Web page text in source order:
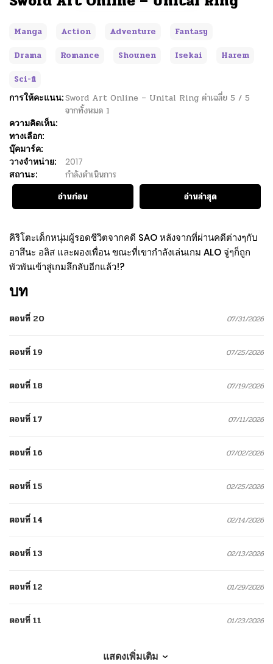
Manga Action Adventure
Fantasy
Drama
Romance Shounen Isekai
Harem
Sci-fi
การให้คะแนน:Sword Art Online – Unital Ring ค่าเฉลี่ย 5 / 5
จากทั้งหมด 1
ความคิดเห็น:
ทางเลือก:
บุ๊คมาร์ค:
วางจำหน่าย:
2017
สถานะ:
กำลังดำเนินการ
อ่านก่อน
อ่านล่าสุด
คิริโตะเด็กหนุ่มผู้รอดชีวิตจากคดี SAO หลังจากที่ผ่านคดีต่างๆกับ
อาสึนะ อลิส และผองเพื่อน ขณะที่เขากำลังเล่นเกม ALO จู่ๆก็ถูก
พัวพันเข้าสู่เกมลึกลับอีกแล้ว!?
บท
ตอนที่ 20 07/31/2026
ตอนที่ 19 07/25/2026
ตอนที่ 18 07/19/2026
ตอนที่ 17 07/11/2026
ตอนที่ 16 07/02/2026
ตอนที่ 15 02/25/2026
ตอนที่ 14 02/14/2026
ตอนที่ 13 02/13/2026
ตอนที่ 12 01/29/2026
ตอนที่ 11 01/23/2026
แสดงเพิ่มเติม